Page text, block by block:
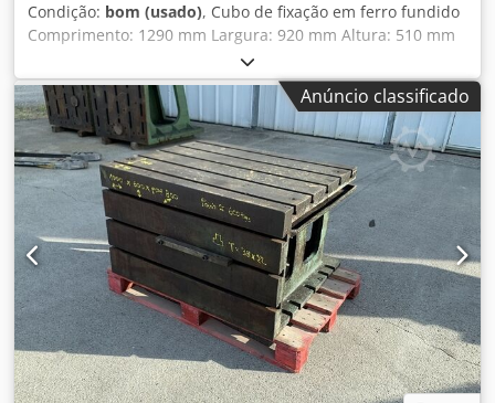
Condição: bom (usado), Cubo de fixação em ferro fundido
Comprimento: 1290 mm Largura: 920 mm Altura: 510 mm
Dedpfx Aiozmw Tlj Rokr Dimensões das ranhuras em T: 42
x 25 mm 2 faces ranhuradas Peso: aprox. 1 t
Anúncio classificado